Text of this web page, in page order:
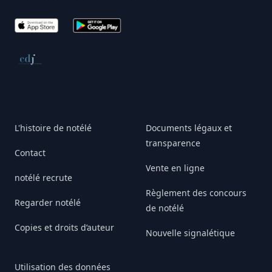
App Store Google Play
Conseil de déontologie journalistique
L'histoire de notélé
Contact
notélé recrute
Regarder notélé
Copies et droits d’auteur
Utilisation des données
Documents légaux et
transparence
Vente en ligne
Règlement des concours
de notélé
Nouvelle signalétique